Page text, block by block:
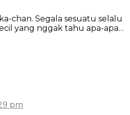
chan. Segala sesuatu selalu
yang nggak tahu apa-apa…
pm